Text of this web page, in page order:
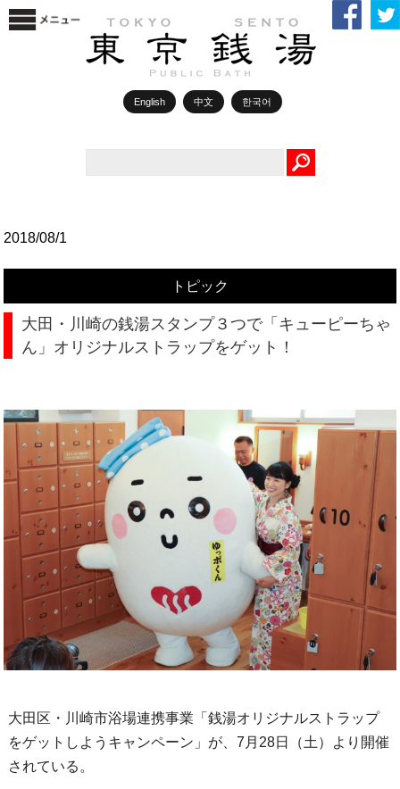
English 中文 한국어
2018/08/1
トピック
大田・川崎の銭湯スタンプ３つで「キューピーちゃ
ん」オリジナルストラップをゲット！
大田区・川崎市浴場連携事業「銭湯オリジナルストラップ
をゲットしようキャンペーン」が、7月28日（土）より開催
されている。